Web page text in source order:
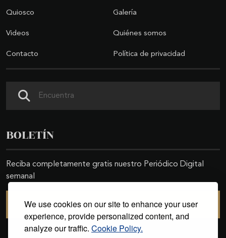
We use cookies on our site to enhance your user
experience, provide personalized content, and
analyze our traffic. Cookie Policy.
Quiosco Galería
Videos Quiénes somos
Contacto Política de privacidad
BOLETÍN
Reciba completamente gratis nuestro Periódico Digital
semanal
SUSCRIBIRSE